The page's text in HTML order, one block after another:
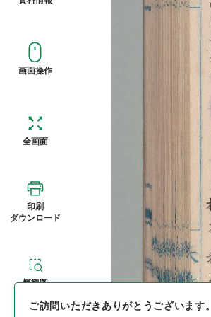
画面操作
全画面
印刷
ダウンロード
概観図
ご訪問いただきありがとうございます。